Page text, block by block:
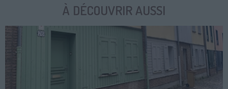
À DÉCOUVRIR AUSSI